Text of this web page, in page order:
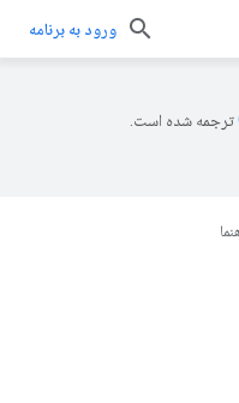
ورود به برنامه
ترجمه شده است.